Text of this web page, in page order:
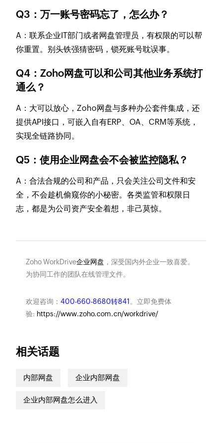
Q3：万一账号密码忘了，怎么办？
A：联系企业IT部门或者网盘管理员，有权限的可以帮
你重置。别头铁强猜密码，锁死账号耽误事。
Q4：Zoho网盘可以和公司其他业务系统打
通么？
A：大可以放心，Zoho网盘与多种办公套件集成，还
提供API接口，可嵌入自有ERP、OA、CRM等系统，
实现全链路协同。
Q5：使用企业网盘会不会被监控隐私？
A：合法合规的公司和产品，只会关注公司文件和安
全，不会趁机偷窥你的小秘密。各类监管和权限日
志，都是为公司资产安全着想，非己莫惊。
Zoho WorkDrive企业网盘 ，深受国内外企业一致喜爱。
为协同工作的团队在线管理文件。
欢迎咨询： 400-660-8680转841 。立即免费体
验: https://www.zoho.com.cn/workdrive/
相关话题
内部网盘 企业内部网盘
企业内部网盘怎么进入